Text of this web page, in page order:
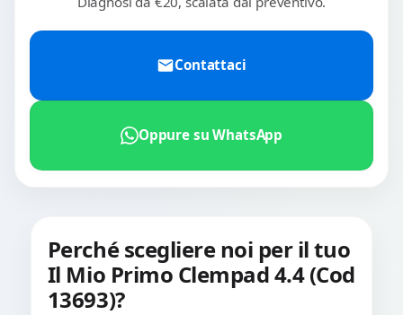
Contattaci
Oppure su WhatsApp
Perché scegliere noi per il tuo
Il Mio Primo Clempad 4.4 (Cod
13693)?